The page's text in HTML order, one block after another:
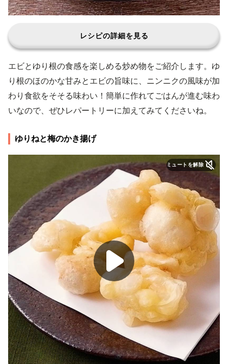
レシピの詳細を見る
エビとゆり根の食感を楽しめる炒め物をご紹介します。ゆ
り根のほのかな甘みとエビの旨味に、ニンニクの風味が加
わり食欲をそそる味わい！簡単に作れてごはんが進む味わ
いなので、ぜひレパートリーに加えてみてくださいね。
ゆりねと梅のかき揚げ
ミュートを解除